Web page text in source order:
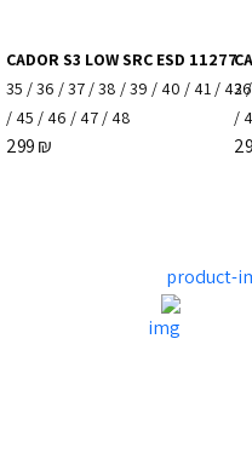
36
/
CADOR S3 LOW SRC ESD 11277
35 /36 /37/38 /39 / 40 / 41/ 42/
/ 45 / 46 / 47/ 48
299₪